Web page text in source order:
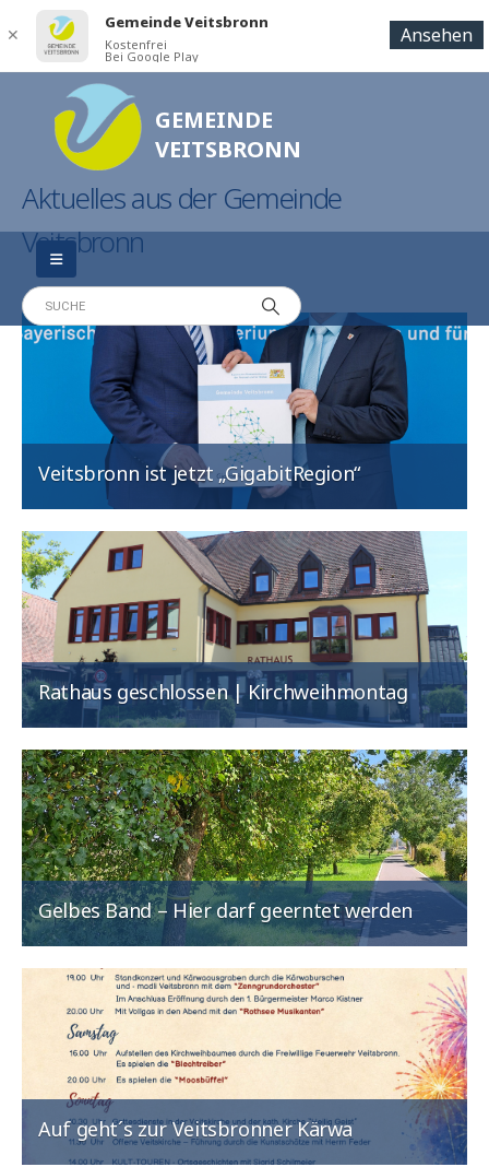
GEMEINDE
VEITSBRONN
Aktuelles aus der Gemeinde
Veitsbronn
Veitsbronn ist jetzt „GigabitRegion“
Rathaus geschlossen | Kirchweihmontag
Gelbes Band – Hier darf geerntet werden
Auf geht´s zur Veitsbronner Kärwa
✕
Gemeinde Veitsbronn
Kostenfrei
Bei Google Play
Ansehen